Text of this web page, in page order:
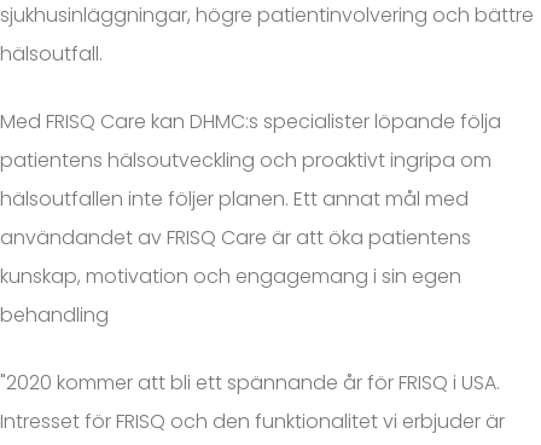
sjukhusinläggningar, högre patientinvolvering och bättre
hälsoutfall.
Med FRISQ Care kan DHMC:s specialister löpande följa
patientens hälsoutveckling och proaktivt ingripa om
hälsoutfallen inte följer planen. Ett annat mål med
användandet av FRISQ Care är att öka patientens
kunskap, motivation och engagemang i sin egen
behandling
"2020 kommer att bli ett spännande år för FRISQ i USA.
Intresset för FRISQ och den funktionalitet vi erbjuder är